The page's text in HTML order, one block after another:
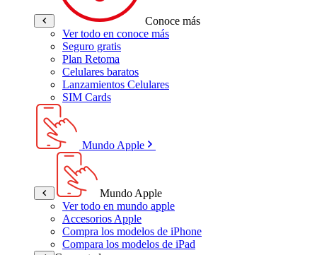
Conoce más
Ver todo en conoce más
Seguro gratis
Plan Retoma
Celulares baratos
Lanzamientos Celulares
SIM Cards
Mundo Apple
Mundo Apple
Ver todo en mundo apple
Accesorios Apple
Compra los modelos de iPhone
Compara los modelos de iPad